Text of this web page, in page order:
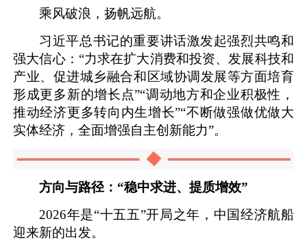
乘风破浪，扬帆远航。
习近平总书记的重要讲话激发起强烈共鸣和
强大信心：“力求在扩大消费和投资、发展科技和
产业、促进城乡融合和区域协调发展等方面培育
形成更多新的增长点”“调动地方和企业积极性，
推动经济更多转向内生增长”“不断做强做优做大
实体经济，全面增强自主创新能力”。
方向与路径：“稳中求进、提质增效”
2026年是“十五五”开局之年，中国经济航船
迎来新的出发。